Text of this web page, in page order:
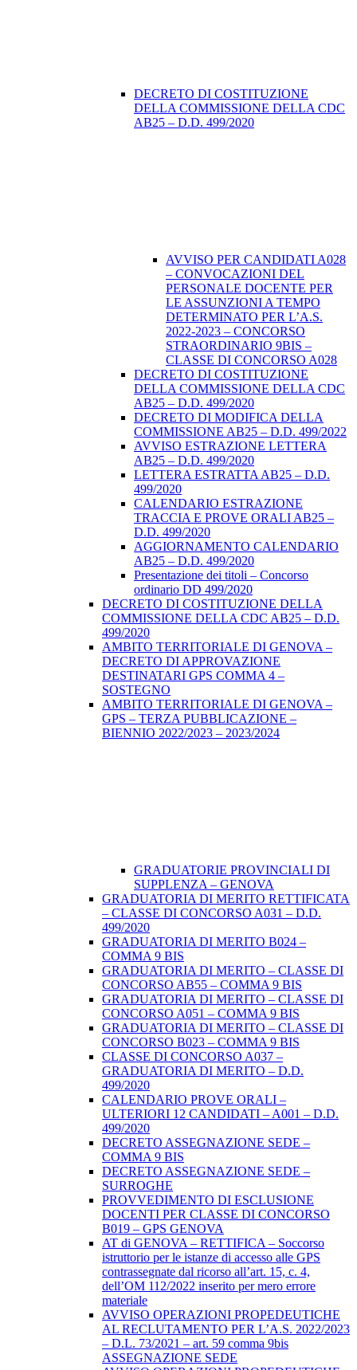
DECRETO DI COSTITUZIONE
DELLA COMMISSIONE DELLA CDC
AB25 – D.D. 499/2020
AVVISO PER CANDIDATI A028
– CONVOCAZIONI DEL
PERSONALE DOCENTE PER
LE ASSUNZIONI A TEMPO
DETERMINATO PER L’A.S.
2022-2023 – CONCORSO
STRAORDINARIO 9BIS –
CLASSE DI CONCORSO A028
DECRETO DI COSTITUZIONE
DELLA COMMISSIONE DELLA CDC
AB25 – D.D. 499/2020
DECRETO DI MODIFICA DELLA
COMMISSIONE AB25 – D.D. 499/2022
AVVISO ESTRAZIONE LETTERA
AB25 – D.D. 499/2020
LETTERA ESTRATTA AB25 – D.D.
499/2020
CALENDARIO ESTRAZIONE
TRACCIA E PROVE ORALI AB25 –
D.D. 499/2020
AGGIORNAMENTO CALENDARIO
AB25 – D.D. 499/2020
Presentazione dei titoli – Concorso
ordinario DD 499/2020
DECRETO DI COSTITUZIONE DELLA
COMMISSIONE DELLA CDC AB25 – D.D.
499/2020
AMBITO TERRITORIALE DI GENOVA –
DECRETO DI APPROVAZIONE
DESTINATARI GPS COMMA 4 –
SOSTEGNO
AMBITO TERRITORIALE DI GENOVA –
GPS – TERZA PUBBLICAZIONE –
BIENNIO 2022/2023 – 2023/2024
GRADUATORIE PROVINCIALI DI
SUPPLENZA – GENOVA
GRADUATORIA DI MERITO RETTIFICATA
– CLASSE DI CONCORSO A031 – D.D.
499/2020
GRADUATORIA DI MERITO B024 –
COMMA 9 BIS
GRADUATORIA DI MERITO – CLASSE DI
CONCORSO AB55 – COMMA 9 BIS
GRADUATORIA DI MERITO – CLASSE DI
CONCORSO A051 – COMMA 9 BIS
GRADUATORIA DI MERITO – CLASSE DI
CONCORSO B023 – COMMA 9 BIS
CLASSE DI CONCORSO A037 –
GRADUATORIA DI MERITO – D.D.
499/2020
CALENDARIO PROVE ORALI –
ULTERIORI 12 CANDIDATI – A001 – D.D.
499/2020
DECRETO ASSEGNAZIONE SEDE –
COMMA 9 BIS
DECRETO ASSEGNAZIONE SEDE –
SURROGHE
PROVVEDIMENTO DI ESCLUSIONE
DOCENTI PER CLASSE DI CONCORSO
B019 – GPS GENOVA
AT di GENOVA – RETTIFICA – Soccorso
istruttorio per le istanze di accesso alle GPS
contrassegnate dal ricorso all’art. 15, c. 4,
dell’OM 112/2022 inserito per mero errore
materiale
AVVISO OPERAZIONI PROPEDEUTICHE
AL RECLUTAMENTO PER L’A.S. 2022/2023
– D.L. 73/2021 – art. 59 comma 9bis
ASSEGNAZIONE SEDE